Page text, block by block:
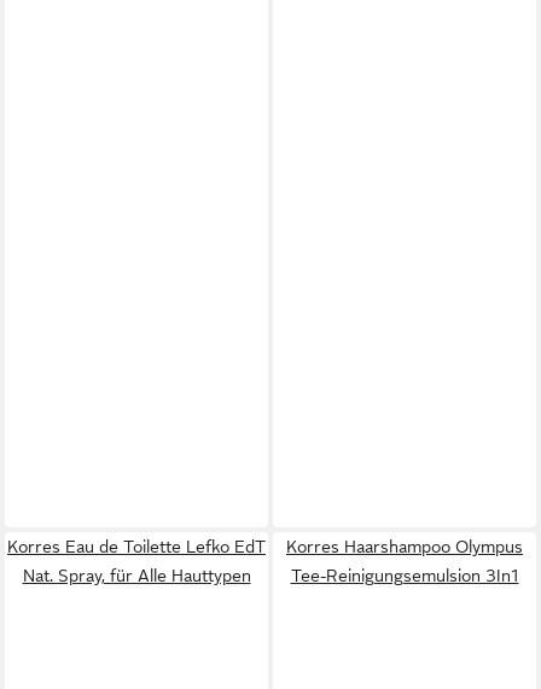
Korres Eau de Toilette Lefko EdT
Nat. Spray, für Alle Hauttypen
Korres Haarshampoo Olympus
Tee-Reinigungsemulsion 3In1